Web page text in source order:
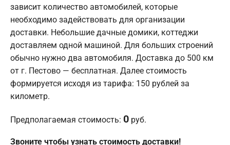
зависит количество автомобилей, которые
необходимо задействовать для организации
доставки. Небольшие дачные домики, коттеджи
доставляем одной машиной. Для больших строений
обычно нужно два автомобиля. Доставка до 500 км
от г. Пестово — бесплатная. Далее стоимость
формируется исходя из тарифа: 150 рублей за
километр.
Предполагаемая стоимость: 0 руб.
Звоните чтобы узнать стоимость доставки!